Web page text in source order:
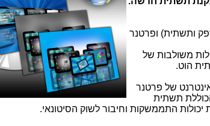
ותשתית) ופרטנר
משולבות של
הוט.
של פרטנר
תשתית
התממשקות וחיבור לשוק הסיטונאי.